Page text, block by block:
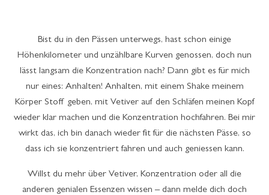
Bist du in den Pässen unterwegs, hast schon einige
Höhenkilometer und unzählbare Kurven genossen, doch nun
lässt langsam die Konzentration nach? Dann gibt es für mich
nur eines: Anhalten! Anhalten, mit einem Shake meinem
Körper Stoff geben, mit Vetiver auf den Schläfen meinen Kopf
wieder klar machen und die Konzentration hochfahren. Bei mir
wirkt das, ich bin danach wieder fit für die nächsten Pässe, so
dass ich sie konzentriert fahren und auch geniessen kann.
Willst du mehr über Vetiver, Konzentration oder all die
anderen genialen Essenzen wissen – dann melde dich doch